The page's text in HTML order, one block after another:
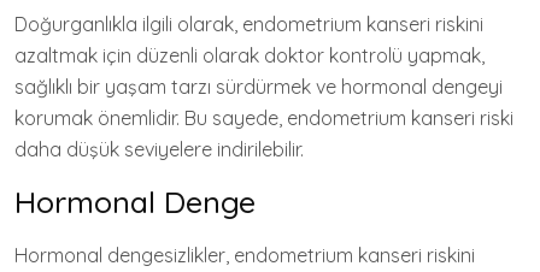
Doğurganlıkla ilgili olarak, endometrium kanseri riskini
azaltmak için düzenli olarak doktor kontrolü yapmak,
sağlıklı bir yaşam tarzı sürdürmek ve hormonal dengeyi
korumak önemlidir. Bu sayede, endometrium kanseri riski
daha düşük seviyelere indirilebilir.
Hormonal Denge
Hormonal dengesizlikler, endometrium kanseri riskini